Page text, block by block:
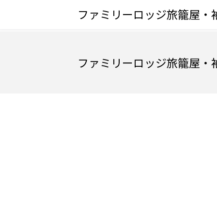
ファミリーロッジ旅籠屋・
ファミリーロッジ旅籠屋・